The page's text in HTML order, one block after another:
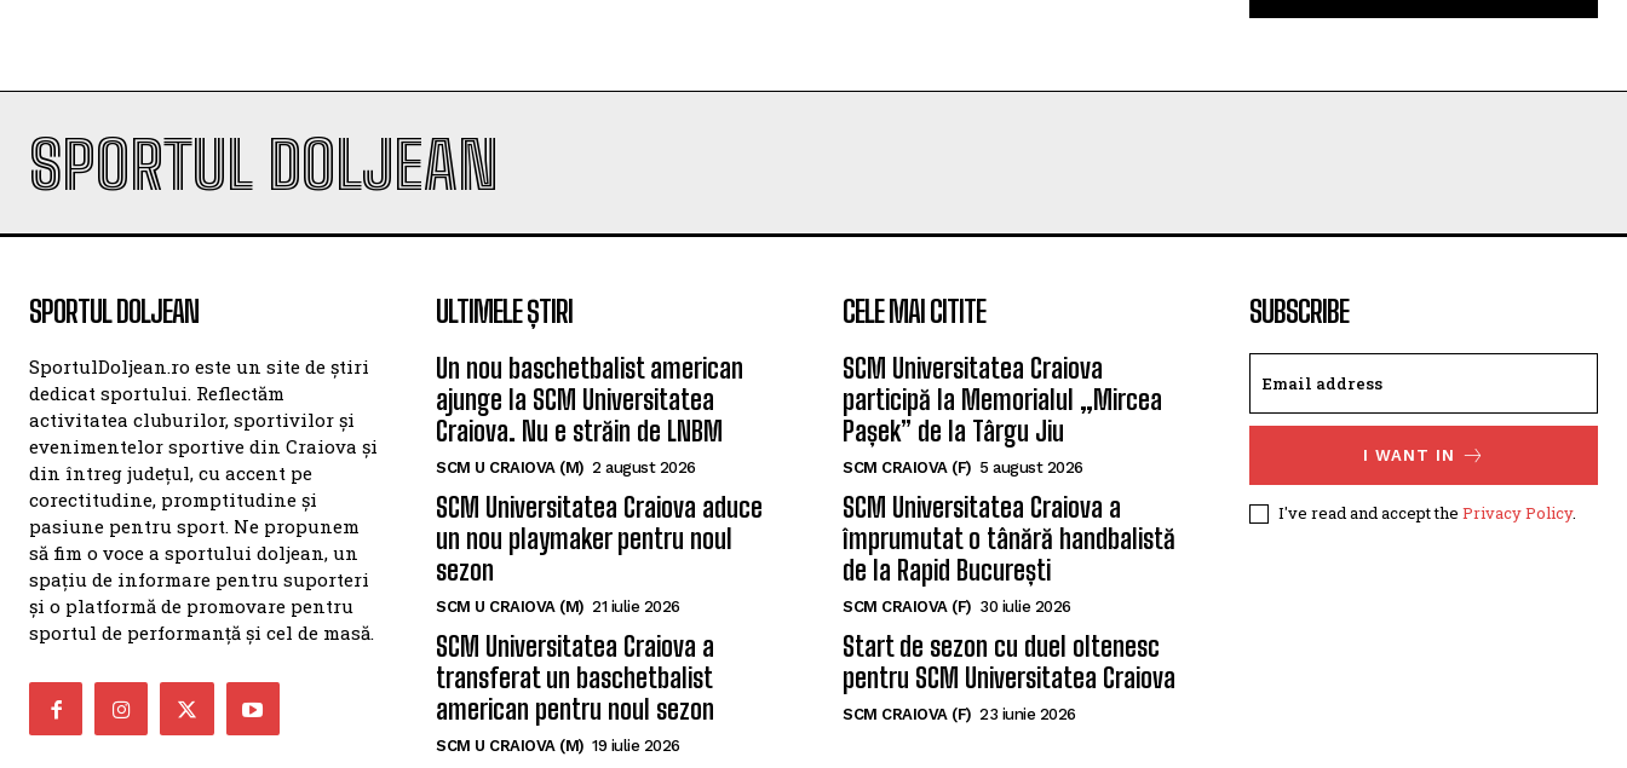
SPORTUL DOLJEAN
SPORTUL DOLJEAN
SportulDoljean.ro este un site de știri
dedicat sportului. Reflectăm
activitatea cluburilor, sportivilor și
evenimentelor sportive din Craiova și
din întreg județul, cu accent pe
corectitudine, promptitudine și
pasiune pentru sport. Ne propunem
să fim o voce a sportului doljean, un
spațiu de informare pentru suporteri
și o platformă de promovare pentru
sportul de performanță și cel de masă.
ULTIMELE ȘTIRI
Un nou baschetbalist american
ajunge la SCM Universitatea
Craiova. Nu e străin de LNBM
SCM U CRAIOVA (M) 2 august 2026
SCM Universitatea Craiova aduce
un nou playmaker pentru noul
sezon
SCM U CRAIOVA (M) 21 iulie 2026
SCM Universitatea Craiova a
transferat un baschetbalist
american pentru noul sezon
SCM U CRAIOVA (M) 19 iulie 2026
CELE MAI CITITE
SCM Universitatea Craiova
participă la Memorialul „Mircea
Pașek” de la Târgu Jiu
SCM CRAIOVA (F) 5 august 2026
SCM Universitatea Craiova a
împrumutat o tânără handbalistă
de la Rapid București
SCM CRAIOVA (F) 30 iulie 2026
Start de sezon cu duel oltenesc
pentru SCM Universitatea Craiova
SCM CRAIOVA (F) 23 iunie 2026
SUBSCRIBE
I WANT IN
I've read and accept the Privacy Policy.